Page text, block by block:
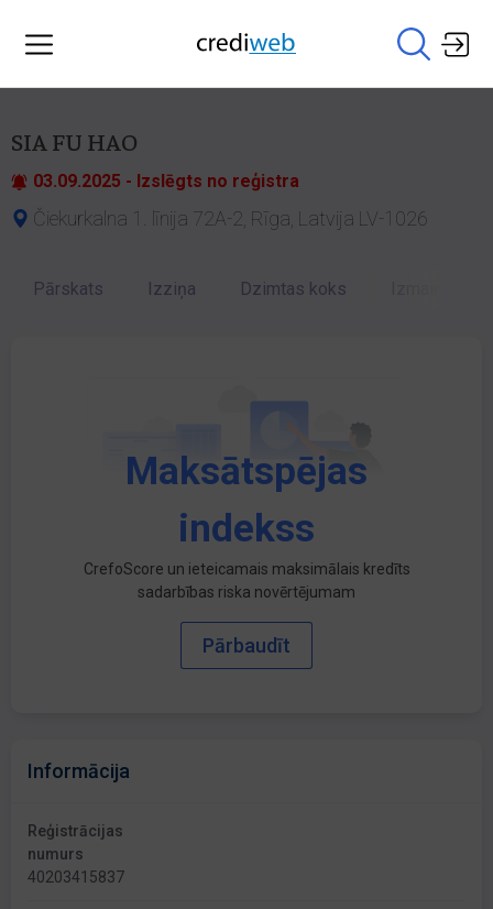
SIA FU HAO
03.09.2025 - Izslēgts no reģistra
Čiekurkalna 1. līnija 72A-2, Rīga, Latvija LV-1026
Pārskats Izziņa Dzimtas koks
Maksātspējas
indekss
CrefoScore un ieteicamais maksimālais kredīts
sadarbības riska novērtējumam
Pārbaudīt
Informācija
Reģistrācijas
numurs
40203415837